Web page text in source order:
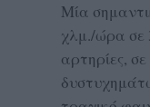
Μία
χλμ./ώρα σε
αρτηρίες,